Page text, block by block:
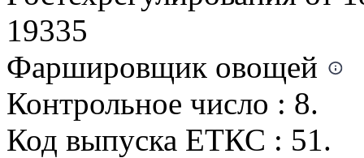
19335
Фаршировщик овощей
Контрольное число : 8.
Код выпуска ЕТКС : 51.